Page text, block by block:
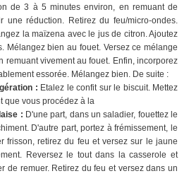
de 3 à 5 minutes environ, en remuant de
une réduction. Retirez du feu/micro-ondes.
la maïzena avec le jus de citron. Ajoutez
Mélangez bien au fouet. Versez ce mélange
remuant vivement au fouet. Enfin, incorporez
essorée. Mélangez bien. De suite :
: Etalez le confit sur le biscuit. Mettez
que vous procédez à la
: D'une part, dans un saladier, fouettez le
D'autre part, portez à frémissement, le
frisson, retirez du feu et versez sur le jaune
Reversez le tout dans la casserole et
de remuer. Retirez du feu et versez dans un